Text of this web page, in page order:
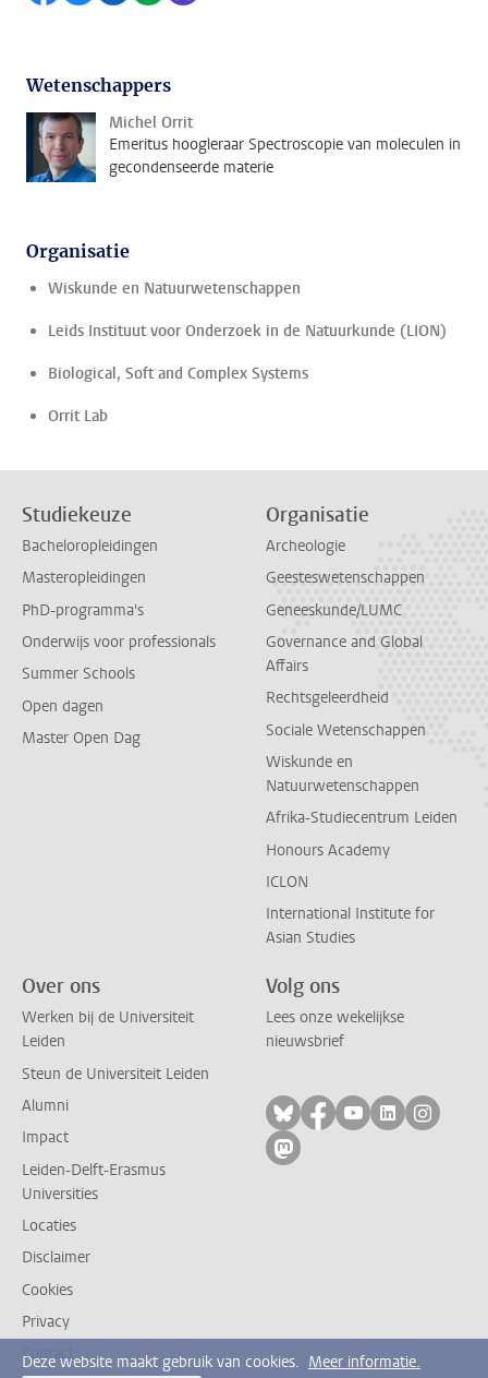
Wetenschappers
Michel Orrit
Emeritus hoogleraar Spectroscopie van moleculen in
gecondenseerde materie
Organisatie
Wiskunde en Natuurwetenschappen
Leids Instituut voor Onderzoek in de Natuurkunde (LION)
Biological, Soft and Complex Systems
Orrit Lab
Studiekeuze
Bacheloropleidingen
Masteropleidingen
PhD-programma's
Onderwijs voor professionals
Summer Schools
Open dagen
Master Open Dag
Organisatie
Archeologie
Geesteswetenschappen
Geneeskunde/LUMC
Governance and Global
Affairs
Rechtsgeleerdheid
Sociale Wetenschappen
Wiskunde en
Natuurwetenschappen
Afrika-Studiecentrum Leiden
Honours Academy
ICLON
International Institute for
Asian Studies
Over ons
Werken bij de Universiteit
Leiden
Steun de Universiteit Leiden
Alumni
Impact
Leiden-Delft-Erasmus
Universities
Locaties
Disclaimer
Cookies
Privacy
Contact
Volg ons
Lees onze wekelijkse
nieuwsbrief
Volg ons op bluesky
Volg ons op
Volg ons op
Volg ons
Volg
Volg ons op mastodon
Deze website maakt gebruik van cookies. Meer informatie.